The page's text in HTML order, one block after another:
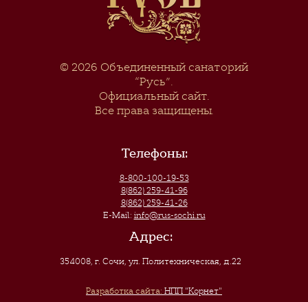
© 2026 Объединенный санаторий
“Русь”.
Официальный сайт.
Все права защищены.
Телефоны:
8-800-100-19-53
8(862) 259-41-96
8(862) 259-41-26
E-Mail: info@rus-sochi.ru
Адрес:
354008, г. Сочи,ул. Политехническая, д.22
Разработка сайта: НПП "Корнет"